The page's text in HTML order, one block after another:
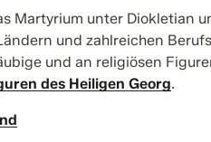
Martyrium unter Diokletian
und zahlreichen
und an religiösen
des Heiligen Georg.